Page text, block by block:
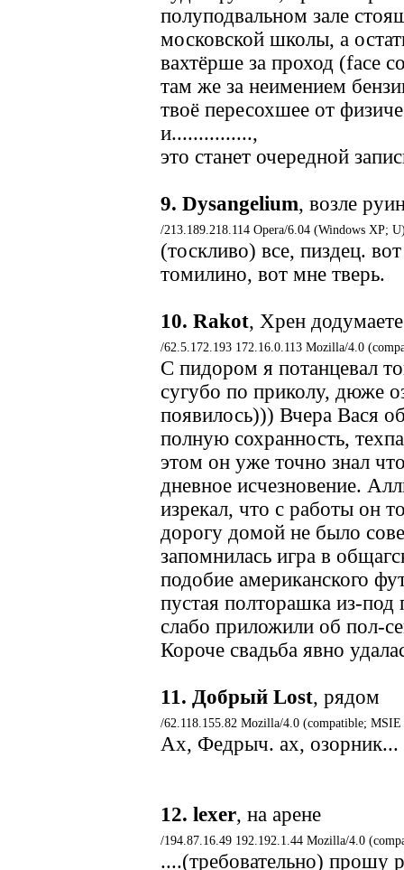
полуподвальном зале
московской школы, а
вахтёрше за проход (face
там же за неимением
твоё пересохшее от
и...............,
это станет очередной
9. Dysangelium, возле
/213.189.218.114 Opera/6.04 (Windows XP;
(тоскливо) все, пиздец.
томилино, вот мне тверь.
10. Rakot, Хрен
/62.5.172.193 172.16.0.113 Mozilla/4.0
С пидором я потанцевал
сугубо по приколу, дюже
появилось))) Вчера Вася
полную сохранность,
этом он уже точно знал
дневное исчезновение.
изрекал, что с работы он
дорогу домой не было
запомнилась игра в
подобие американского
пустая полторашка из-под
слабо приложили об пол-
Короче свадьба явно
11. Добрый Lost, рядом
/62.118.155.82 Mozilla/4.0 (compatible;
Ах, Федрыч. ах, озорник...
12. lexer, на арене
/194.87.16.49 192.192.1.44 Mozilla/4.0
....(требовательно) прошу